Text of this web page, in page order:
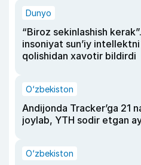
Dunyo
“Biroz sekinlashish
insoniyat sun’iy
qolishidan xavotir bildirdi
O‘zbekiston
Andijonda Tracker’ga 21
joylab, YTH sodir etgan
O‘zbekiston